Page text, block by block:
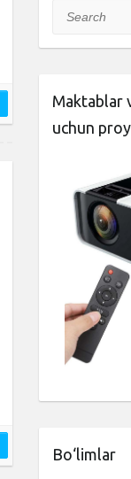
Search
Maktablar
uchun
Bo‘limlar